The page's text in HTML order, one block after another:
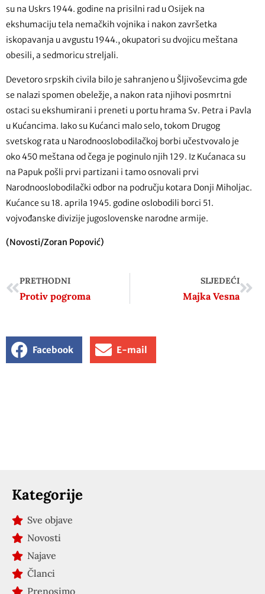
su na Uskrs 1944. godine na prisilni rad u Osijek na
ekshumaciju tela nemačkih vojnika i nakon završetka
iskopavanja u avgustu 1944., okupatori su dvojicu meštana
obesili, a sedmoricu streljali.
Devetoro srpskih civila bilo je sahranjeno u Šljivoševcima gde
se nalazi spomen obeležje, a nakon rata njihovi posmrtni
ostaci su ekshumirani i preneti u portu hrama Sv. Petra i Pavla
u Kućancima. Iako su Kućanci malo selo, tokom Drugog
svetskog rata u Narodnooslobodilačkoj borbi učestvovalo je
oko 450 meštana od čega je poginulo njih 129. Iz Kućanaca su
na Papuk pošli prvi partizani i tamo osnovali prvi
Narodnooslobodilački odbor na području kotara Donji Miholjac.
Kućance su 18. aprila 1945. godine oslobodili borci 51.
vojvođanske divizije jugoslovenske narodne armije.
(Novosti/Zoran Popović)
PRETHODNI
Protiv pogroma
SLJEDEĆI
Majka Vesna
Facebook E-mail
Kategorije
Sve objave
Novosti
Najave
Članci
Prenosimo